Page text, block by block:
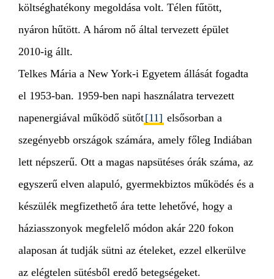
költséghatékony megoldása volt. Télen fűtött,
nyáron hűtött. A három nő által tervezett épület
2010-ig állt.
Telkes Mária a New York-i Egyetem állását fogadta
el 1953-ban. 1959-ben napi használatra tervezett
napenergiával működő sütőt[11] elsősorban a
szegényebb országok számára, amely főleg Indiában
lett népszerű. Ott a magas napsütéses órák száma, az
egyszerű elven alapuló, gyermekbiztos működés és a
készülék megfizethető ára tette lehetővé, hogy a
háziasszonyok megfelelő módon akár 220 fokon
alaposan át tudják sütni az ételeket, ezzel elkerülve
az elégtelen sütésből eredő betegségeket.